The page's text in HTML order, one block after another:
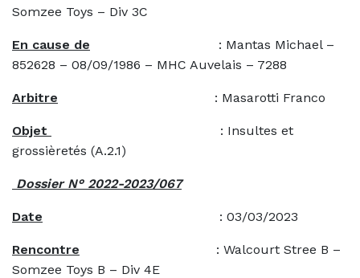
Somzee Toys – Div 3C
En cause de : Mantas Michael –
852628 – 08/09/1986 – MHC Auvelais – 7288
Arbitre : Masarotti Franco
Objet
: Insultes et
grossièretés (A.2.1)
Dossier N° 2022-2023/067
Date : 03/03/2023
Rencontre : Walcourt Stree B –
Somzee Toys B – Div 4E